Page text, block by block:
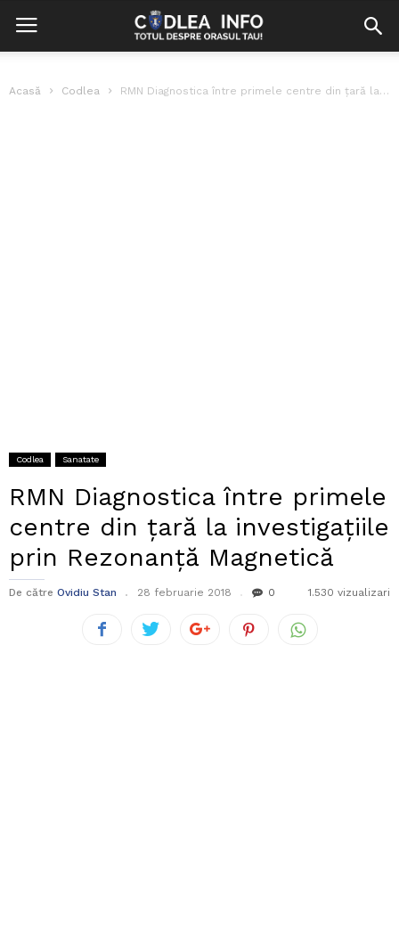
Acasă Codlea RMN Diagnostica între primele centre din țară la investigațiile prin Rezonanță Magnetică
Codlea Sanatate
RMN Diagnostica între primele
centre din țară la investigațiile
prin Rezonanță Magnetică
De către Ovidiu Stan 28 februarie 2018 0 1.530 vizualizari